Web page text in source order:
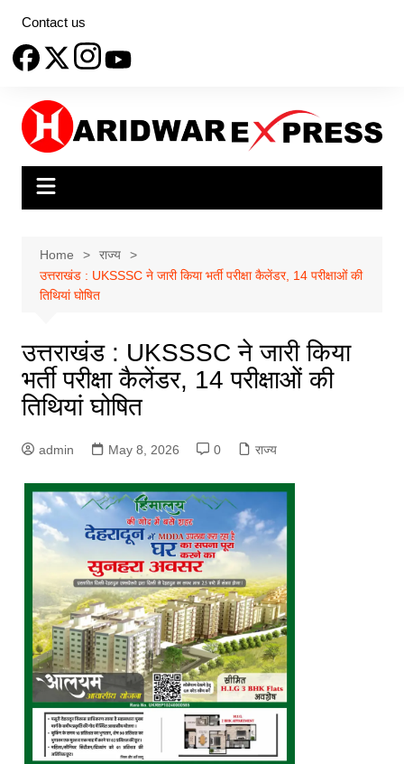
content
Contact us
Home
राज्य
उत्तराखंड : UKSSSC ने जारी किया भर्ती परीक्षा कैलेंडर, 14 परीक्षाओं की
तिथियां घोषित
उत्तराखंड : UKSSSC ने जारी किया
भर्ती परीक्षा कैलेंडर, 14 परीक्षाओं की
तिथियां घोषित
admin May 8, 2026 0 राज्य